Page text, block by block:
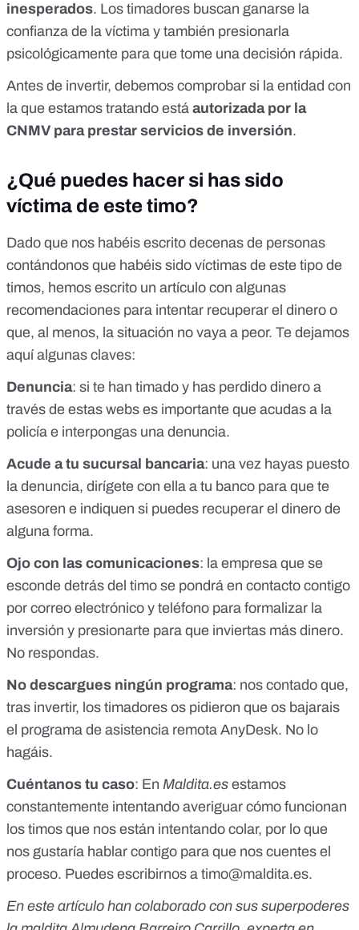
inesperados. Los timadores buscan ganarse la
confianza de la víctima y también presionarla
psicológicamente para que tome una decisión rápida.
Antes de invertir, debemos comprobar si la entidad con
la que estamos tratando está autorizada por la
CNMV para prestar servicios de inversión.
¿Qué puedes hacer si has sido
víctima de este timo?
Dado que nos habéis escrito decenas de personas
contándonos que habéis sido víctimas de este tipo de
timos, hemos escrito un artículo con algunas
recomendaciones para intentar recuperar el dinero o
que, al menos, la situación no vaya a peor. Te dejamos
aquí algunas claves:
Denuncia: si te han timado y has perdido dinero a
través de estas webs es importante que acudas a la
policía e interpongas una denuncia.
Acude a tu sucursal bancaria: una vez hayas puesto
la denuncia, dirígete con ella a tu banco para que te
asesoren e indiquen si puedes recuperar el dinero de
alguna forma.
Ojo con las comunicaciones: la empresa que se
esconde detrás del timo se pondrá en contacto contigo
por correo electrónico y teléfono para formalizar la
inversión y presionarte para que inviertas más dinero.
No respondas.
No descargues ningún programa: nos contado que,
tras invertir, los timadores os pidieron que os bajarais
el programa de asistencia remota AnyDesk. No lo
hagáis.
Cuéntanos tu caso: En Maldita.es estamos
constantemente intentando averiguar cómo funcionan
los timos que nos están intentando colar, por lo que
nos gustaría hablar contigo para que nos cuentes el
proceso. Puedes escribirnos a timo@maldita.es.
En este artículo han colaborado con sus superpoderes